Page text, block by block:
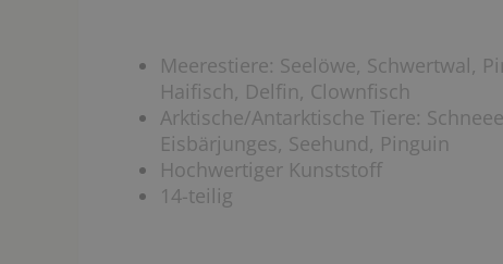
Meerestiere: Seelöwe, Schwertwal,
Haifisch, Delfin, Clownfisch
Arktische/Antarktische Tiere:
Eisbärjunges, Seehund, Pinguin
Hochwertiger Kunststoff
14-teilig